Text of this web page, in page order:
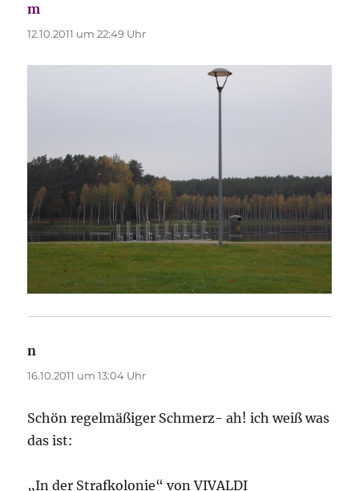
m
12.10.2011 um 22:49 Uhr
n
16.10.2011 um 13:04 Uhr
Schön regelmäßiger Schmerz- ah! ich weiß was
das ist:
„In der Strafkolonie“ von VIVALDI